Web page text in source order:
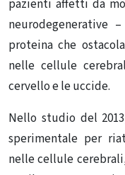
pazienti affetti da
neurodegenerative
proteina che
nelle cellule
cervello e le uccide.
Nello studio del
sperimentale per
nelle cellule